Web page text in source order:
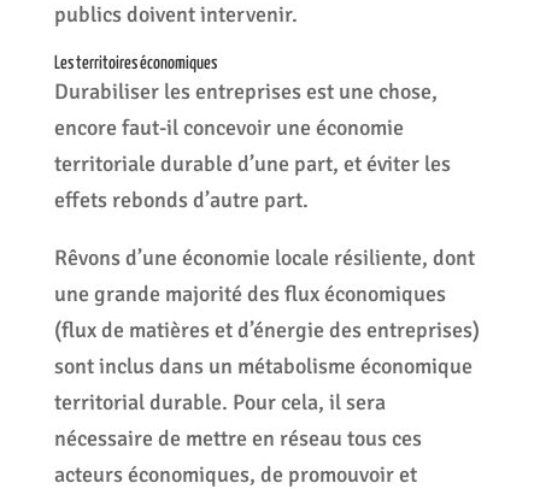
publics doivent intervenir.
Les territoires économiques
Durabiliser les entreprises est une chose,
encore faut-il concevoir une économie
territoriale durable d’une part, et éviter les
effets rebonds d’autre part.
Rêvons d’une économie locale résiliente, dont
une grande majorité des flux économiques
(flux de matières et d’énergie des entreprises)
sont inclus dans un métabolisme économique
territorial durable. Pour cela, il sera
nécessaire de mettre en réseau tous ces
acteurs économiques, de promouvoir et